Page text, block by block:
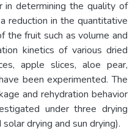
in determining the quality of
reduction in the quantitative
the fruit such as volume and
kinetics of various dried
apple slices, aloe pear,
been experimented. The
and rehydration behavior
under three drying
drying and sun drying).